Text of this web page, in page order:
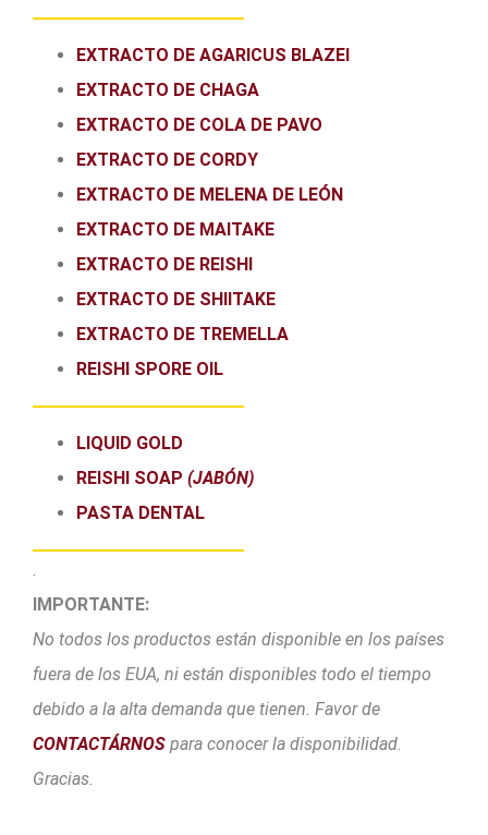
EXTRACTO DE AGARICUS BLAZEI
EXTRACTO DE CHAGA
EXTRACTO DE COLA DE PAVO
EXTRACTO DE CORDY
EXTRACTO DE MELENA DE LEÓN
EXTRACTO DE MAITAKE
EXTRACTO DE REISHI
EXTRACTO DE SHIITAKE
EXTRACTO DE TREMELLA
REISHI SPORE OIL
LIQUID GOLD
REISHI SOAP (JABÓN)
PASTA DENTAL
.
IMPORTANTE:
No todos los productos están disponible en los países
fuera de los EUA, ni están disponibles todo el tiempo
debido a la alta demanda que tienen. Favor de
CONTACTÁRNOS para conocer la disponibilidad.
Gracias.